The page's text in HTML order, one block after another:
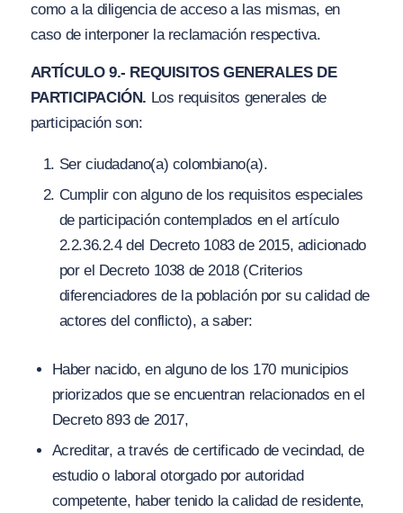
como a la diligencia de acceso a las mismas, en
caso de interponer la reclamación respectiva.
ARTÍCULO 9.- REQUISITOS GENERALES DE
PARTICIPACIÓN. Los requisitos generales de
participación son:
Ser ciudadano(a) colombiano(a).
Cumplir con alguno de los requisitos especiales
de participación contemplados en el artículo
2.2.36.2.4 del Decreto 1083 de 2015, adicionado
por el Decreto 1038 de 2018 (Criterios
diferenciadores de la población por su calidad de
actores del conflicto), a saber:
Haber nacido, en alguno de los 170 municipios
priorizados que se encuentran relacionados en el
Decreto 893 de 2017,
Acreditar, a través de certificado de vecindad, de
estudio o laboral otorgado por autoridad
competente, haber tenido la calidad de residente,